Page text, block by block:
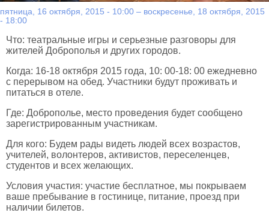
пятница, 16 октября, 2015 - 10:00 – воскресенье, 18 октября, 2015
- 18:00
Что: театральные игры и серьезные разговоры для
жителей Доброполья и других городов.
Когда: 16-18 октября 2015 года, 10: 00-18: 00 ежедневно
с перерывом на обед. Участники будут проживать и
питаться в отеле.
Где: Доброполье, место проведения будет сообщено
зарегистрированным участникам.
Для кого: Будем рады видеть людей всех возрастов,
учителей, волонтеров, активистов, переселенцев,
студентов и всех желающих.
Условия участия: участие бесплатное, мы покрываем
ваше пребывание в гостинице, питание, проезд при
наличии билетов.